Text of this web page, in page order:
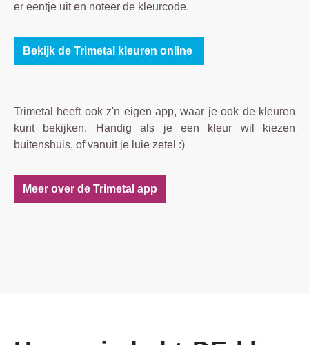
er eentje uit en noteer de kleurcode.
Bekijk de Trimetal kleuren online
Trimetal heeft ook z'n eigen app, waar je ook de kleuren
kunt bekijken. Handig als je een kleur wil kiezen
buitenshuis, of vanuit je luie zetel :)
Meer over de Trimetal app